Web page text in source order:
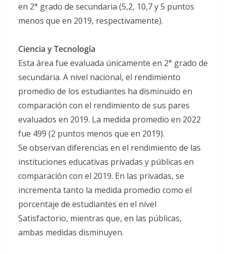
en 2° grado de secundaria (5,2, 10,7 y 5 puntos
menos que en 2019, respectivamente).
Ciencia y Tecnología
Esta área fue evaluada únicamente en 2° grado de
secundaria. A nivel nacional, el rendimiento
promedio de los estudiantes ha disminuido en
comparación con el rendimiento de sus pares
evaluados en 2019. La medida promedio en 2022
fue 499 (2 puntos menos que en 2019).
Se observan diferencias en el rendimiento de las
instituciones educativas privadas y públicas en
comparación con el 2019. En las privadas, se
incrementa tanto la medida promedio como el
porcentaje de estudiantes en el nivel
Satisfactorio, mientras que, en las públicas,
ambas medidas disminuyen.